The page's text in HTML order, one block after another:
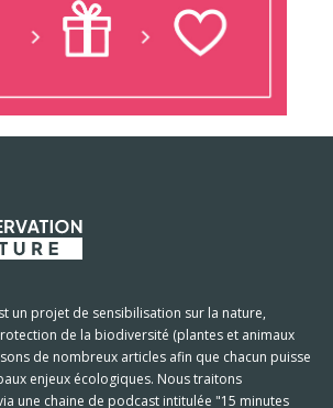
un projet de sensibilisation sur la nature,
de la biodiversité (plantes et animaux
de nombreux articles afin que chacun puisse
enjeux écologiques. Nous traitons
une chaine de podcast intitulée "15 minutes